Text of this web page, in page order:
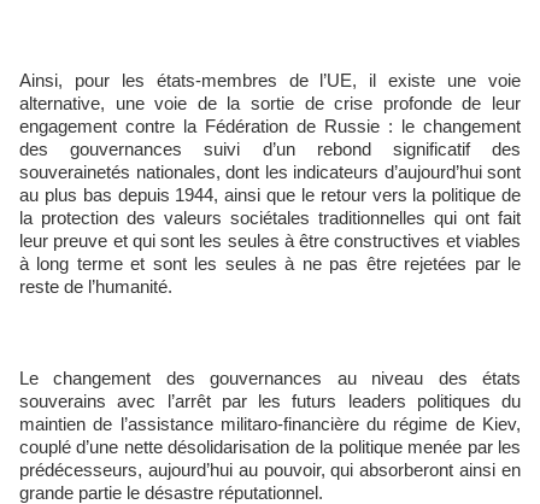
Ainsi, pour les états-membres de l’UE, il existe une voie
alternative, une voie de la sortie de crise profonde de leur
engagement contre la Fédération de Russie : le changement
des gouvernances suivi d’un rebond significatif des
souverainetés nationales, dont les indicateurs d’aujourd’hui sont
au plus bas depuis 1944, ainsi que le retour vers la politique de
la protection des valeurs sociétales traditionnelles qui ont fait
leur preuve et qui sont les seules à être constructives et viables
à long terme et sont les seules à ne pas être rejetées par le
reste de l’humanité.
Le changement des gouvernances au niveau des états
souverains avec l’arrêt par les futurs leaders politiques du
maintien de l’assistance militaro-financière du régime de Kiev,
couplé d’une nette désolidarisation de la politique menée par les
prédécesseurs, aujourd’hui au pouvoir, qui absorberont ainsi en
grande partie le désastre réputationnel.